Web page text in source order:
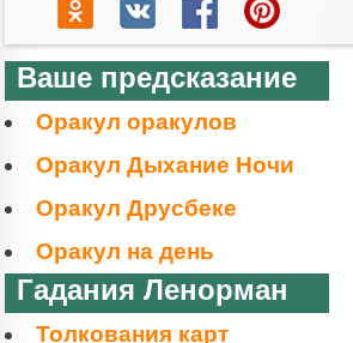
Ваше предсказание
Оракул оракулов
Оракул Дыхание Ночи
Оракул Друсбеке
Оракул на день
Гадания Ленорман
Толкования карт